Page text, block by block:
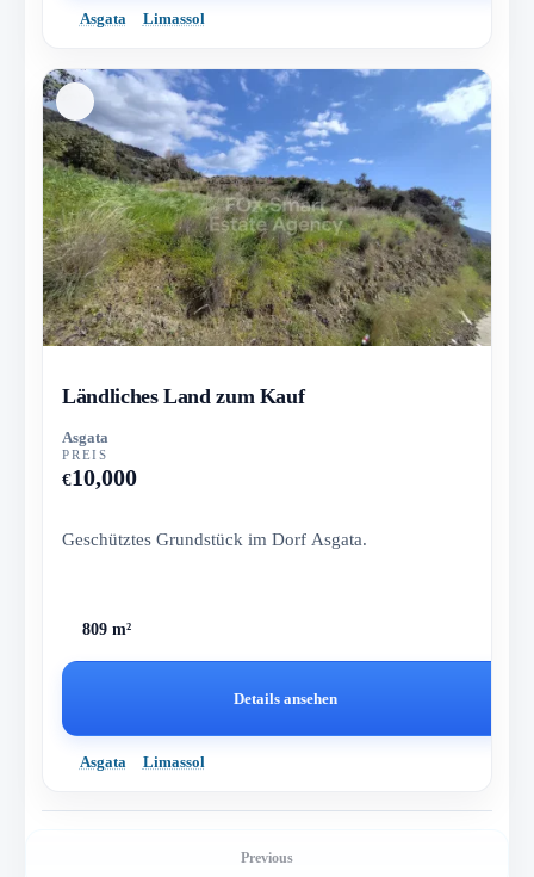
Asgata Limassol
Ländliches Land zum Kauf
Asgata
PREIS
€10,000
Geschütztes Grundstück im Dorf Asgata.
809 m²
Details ansehen
Asgata Limassol
Previous